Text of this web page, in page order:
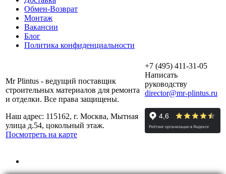
Обмен-Возврат
Монтаж
Вакансии
Блог
Политика конфиденциальности
Mr Plintus - ведущий поставщик
строительных материалов для ремонта
и отделки. Все права защищены.
Наш адрес: 115162, г. Москва, Мытная
улица д.54, цокольный этаж.
Посмотреть на карте
+7 (495) 411-31-05
Написать
руководству
director@mr-plintus.ru